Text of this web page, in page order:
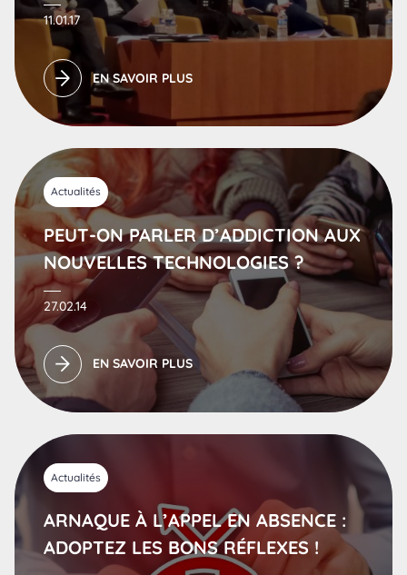
11.01.17
EN SAVOIR PLUS
Actualités
PEUT-ON PARLER D’ADDICTION AUX
NOUVELLES TECHNOLOGIES ?
27.02.14
EN SAVOIR PLUS
Actualités
ARNAQUE À L’APPEL EN ABSENCE :
ADOPTEZ LES BONS RÉFLEXES !